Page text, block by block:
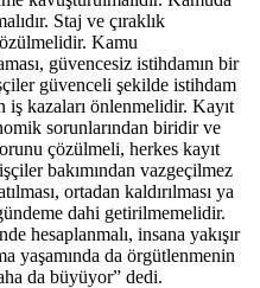
Staj ve çıraklık
Kamu
güvencesiz istihdamın bir
güvenceli şekilde istihdam
kazaları önlenmelidir. Kayıt
sorunlarından biridir ve
çözülmeli, herkes kayıt
bakımından vazgeçilmez
ortadan kaldırılması ya
dahi getirilmemelidir.
hesaplanmalı, insana yakışır
yaşamında da örgütlenmenin
da büyüyor” dedi.